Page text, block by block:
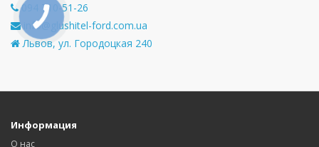
094 710-51-26
info@glushitel-ford.com.ua
Львов, ул. Городоцкая 240
Информация
О нас